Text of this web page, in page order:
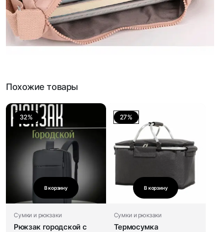
Похожие товары
32%
В корзину
Сумки и рюкзаки
Рюкзак городской с
27%
В корзину
Сумки и рюкзаки
Термосумка